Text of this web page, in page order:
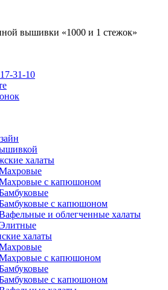
вышивки «1000 и 1 стежок»
31-10
халаты
с капюшоном
с капюшоном
и облегченные халаты
халаты
с капюшоном
с капюшоном